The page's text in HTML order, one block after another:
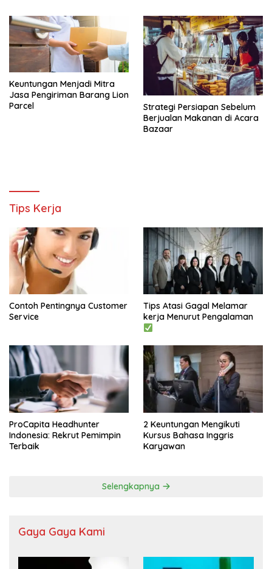
Keuntungan Menjadi Mitra
Jasa Pengiriman Barang Lion
Parcel
Strategi Persiapan Sebelum
Berjualan Makanan di Acara
Bazaar
Tips Kerja
Contoh Pentingnya Customer
Service
Tips Atasi Gagal Melamar
kerja Menurut Pengalaman
ProCapita Headhunter
Indonesia: Rekrut Pemimpin
Terbaik
2 Keuntungan Mengikuti
Kursus Bahasa Inggris
Karyawan
Selengkapnya
Gaya Gaya Kami